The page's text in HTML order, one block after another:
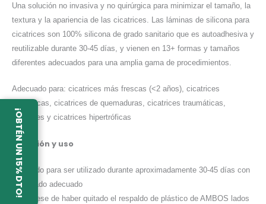
Una solución no invasiva y no quirúrgica para minimizar el tamaño, la
textura y la apariencia de las cicatrices. Las láminas de silicona para
cicatrices son 100% silicona de grado sanitario que es autoadhesiva y
reutilizable durante 30-45 días, y vienen en 13+ formas y tamaños
diferentes adecuados para una amplia gama de procedimientos.
Adecuado para: cicatrices más frescas (<2 años), cicatrices
quirúrgicas, cicatrices de quemaduras, cicatrices traumáticas,
queloides y cicatrices hipertróficas
Duración y uso
Diseñado para ser utilizado durante aproximadamente 30-45 días con
el cuidado adecuado
Asegúrese de haber quitado el respaldo de plástico de AMBOS lados
¡OBTÉN UN 15% DTO!